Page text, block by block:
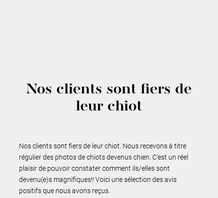
Nos clients sont fiers de
leur chiot
Nos clients sont fiers de leur chiot. Nous recevons à titre
régulier des photos de chiots devenus chien. C’est un réel
plaisir de pouvoir constater comment ils/elles sont
devenu(e)s magnifiques!! Voici une sélection des avis
positifs que nous avons reçus.